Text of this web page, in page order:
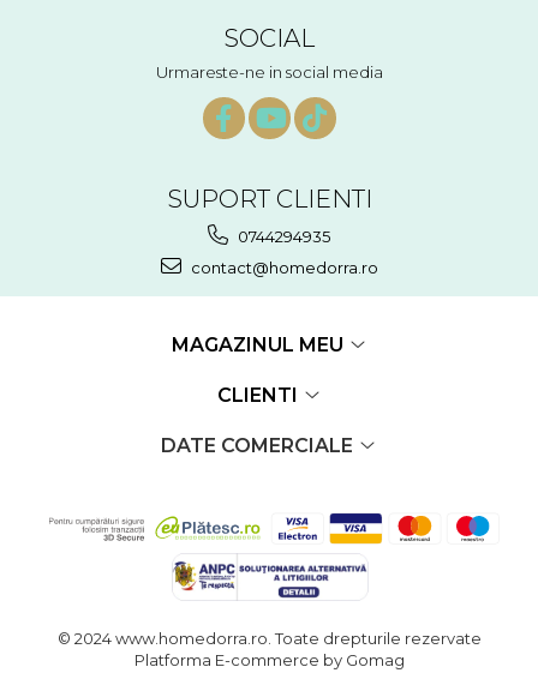
SOCIAL
Urmareste-ne in social media
SUPORT CLIENTI
0744294935
contact@homedorra.ro
MAGAZINUL MEU
CLIENTI
DATE COMERCIALE
© 2024 www.homedorra.ro. Toate drepturile rezervate
Platforma E-commerce by Gomag